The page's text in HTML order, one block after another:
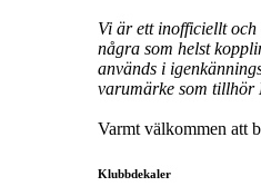
Vi är ett inofficiellt och
några som helst
används i
varumärke som
Varmt välkommen att
Klubbdekaler